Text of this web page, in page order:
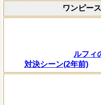
ワンピー
ルフィ
対決シーン(2年前)